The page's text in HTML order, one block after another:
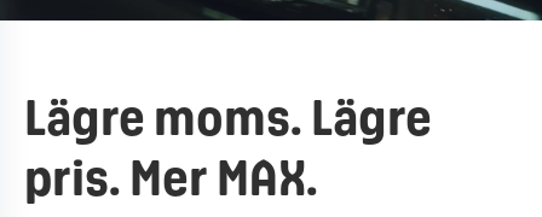
Lägre moms. Lägre
pris. Mer MAX.